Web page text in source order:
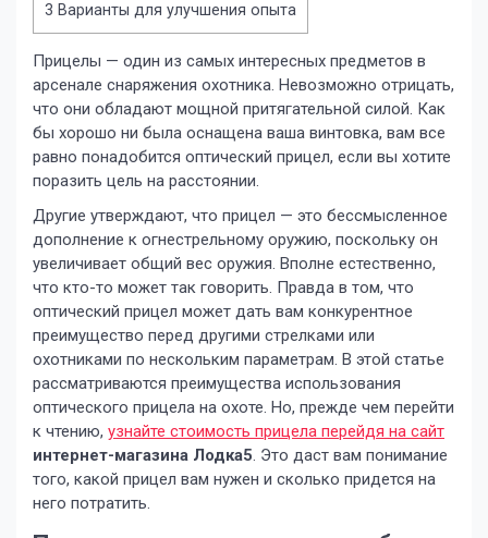
3 Варианты для улучшения опыта
Прицелы — один из самых интересных предметов в
арсенале снаряжения охотника. Невозможно отрицать,
что они обладают мощной притягательной силой. Как
бы хорошо ни была оснащена ваша винтовка, вам все
равно понадобится оптический прицел, если вы хотите
поразить цель на расстоянии.
Другие утверждают, что прицел — это бессмысленное
дополнение к огнестрельному оружию, поскольку он
увеличивает общий вес оружия. Вполне естественно,
что кто-то может так говорить. Правда в том, что
оптический прицел может дать вам конкурентное
преимущество перед другими стрелками или
охотниками по нескольким параметрам. В этой статье
рассматриваются преимущества использования
оптического прицела на охоте. Но, прежде чем перейти
к чтению, узнайте стоимость прицела перейдя на сайт
интернет-магазина Лодка5. Это даст вам понимание
того, какой прицел вам нужен и сколько придется на
него потратить.